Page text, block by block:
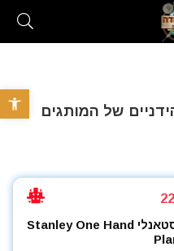
פתח
של המותגים
מקצוע ידני סטאנלי Stanley One Hand